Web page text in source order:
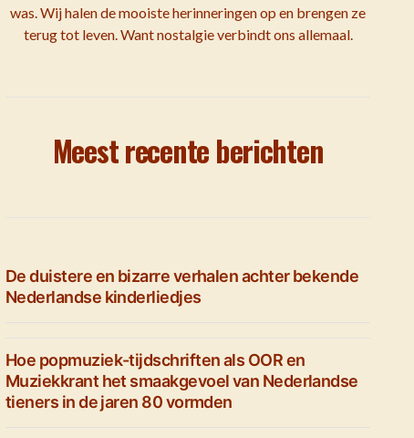
was. Wij halen de mooiste herinneringen op en brengen ze
terug tot leven. Want nostalgie verbindt ons allemaal.
Meest recente berichten
De duistere en bizarre verhalen achter bekende
Nederlandse kinderliedjes
Hoe popmuziek-tijdschriften als OOR en
Muziekkrant het smaakgevoel van Nederlandse
tieners in de jaren 80 vormden